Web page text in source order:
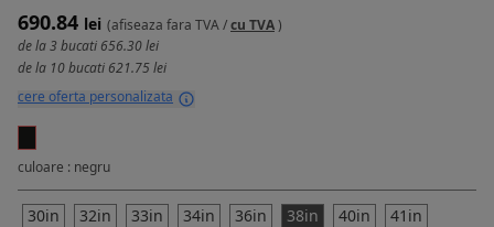
690.84 lei (afiseaza fara TVA/cu TVA)
de la 3 bucati 656.30 lei
de la 10 bucati 621.75 lei
cere oferta personalizata
culoare : negru
30in 32in 33in 34in 36in 38in 40in
41in